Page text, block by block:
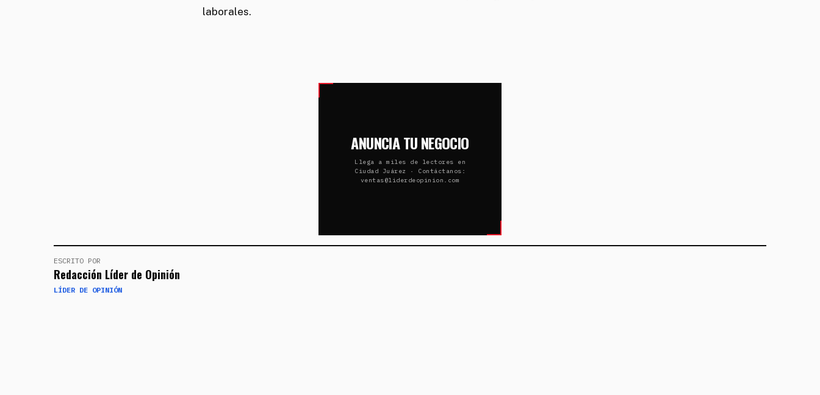
laborales.
ANUNCIA TU NEGOCIO
Llega a miles de lectores en
Ciudad Juárez · Contáctanos:
ventas@liderdeopinion.com
ESCRITO POR
Redacción Líder de Opinión
LÍDER DE OPINIÓN